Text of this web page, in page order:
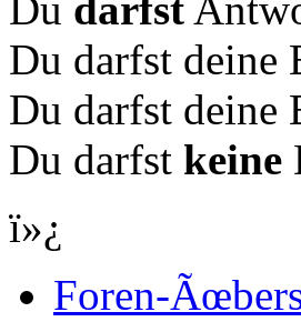
Du darfst deine
Du darfst deine
Du darfst keine
ï»¿
Foren-